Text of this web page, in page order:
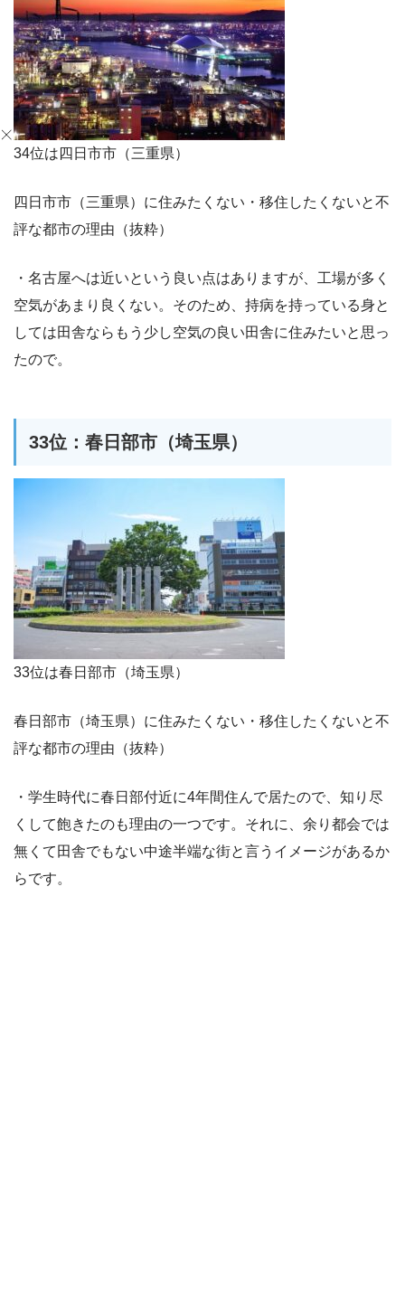
34位は四日市市（三重県）
四日市市（三重県）に住みたくない・移住したくないと不
評な都市の理由（抜粋）
・名古屋へは近いという良い点はありますが、工場が多く
空気があまり良くない。そのため、持病を持っている身と
しては田舎ならもう少し空気の良い田舎に住みたいと思っ
たので。
33位：春日部市（埼玉県）
33位は春日部市（埼玉県）
春日部市（埼玉県）に住みたくない・移住したくないと不
評な都市の理由（抜粋）
・学生時代に春日部付近に4年間住んで居たので、知り尽
くして飽きたのも理由の一つです。それに、余り都会では
無くて田舎でもない中途半端な街と言うイメージがあるか
らです。